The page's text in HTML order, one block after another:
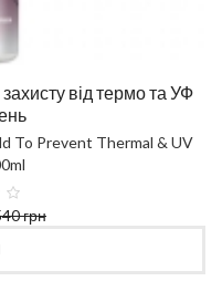
від термо та УФ
To Prevent Thermal & UV
грн